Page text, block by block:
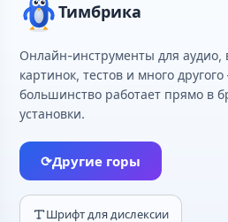
Тимбрика
Онлайн-инструменты для аудио,
картинок, тестов и много
большинство работает прямо в
установки.
⟳Другие горы
Шрифт для дислексии